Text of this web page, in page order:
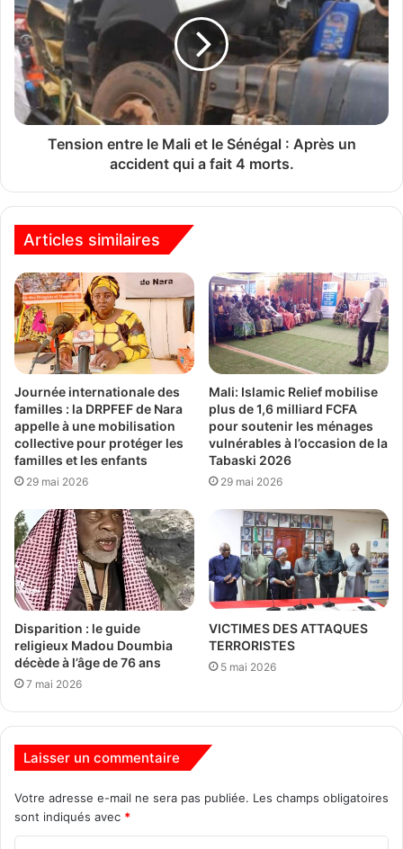
Tension entre le Mali et le Sénégal : Après un
accident qui a fait 4 morts.
Articles similaires
Journée internationale des
familles : la DRPFEF de Nara
appelle à une mobilisation
collective pour protéger les
familles et les enfants
29 mai 2026
Mali: Islamic Relief mobilise
plus de 1,6 milliard FCFA
pour soutenir les ménages
vulnérables à l’occasion de la
Tabaski 2026
29 mai 2026
Disparition : le guide
religieux Madou Doumbia
décède à l’âge de 76 ans
7 mai 2026
VICTIMES DES ATTAQUES
TERRORISTES
5 mai 2026
Laisser un commentaire
Votre adresse e-mail ne sera pas publiée. Les champs obligatoires
sont indiqués avec *